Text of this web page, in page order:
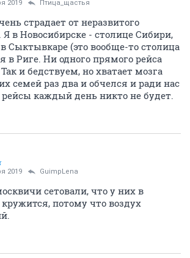
2019 Птица_щастья
страдает от неразвитого
в Новосибирске - столице Сибири,
Сыктывкаре (это вообще-то столица
в Риге. Ни одного прямого рейса
и бедствуем, но хватает мозга
семей раз два и обчелся и ради нас
каждый день никто не будет.
2019 GuimpLena
сетовали, что у них в
потому что воздух